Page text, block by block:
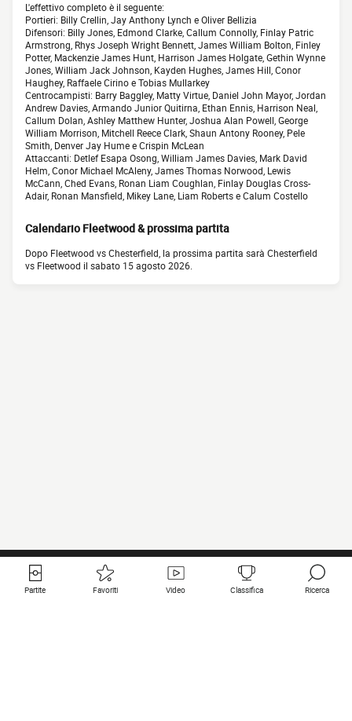
L'effettivo completo è il seguente:
Portieri: Billy Crellin, Jay Anthony Lynch e Oliver Bellizia
Difensori: Billy Jones, Edmond Clarke, Callum Connolly, Finlay Patric
Armstrong, Rhys Joseph Wright Bennett, James William Bolton, Finley
Potter, Mackenzie James Hunt, Harrison James Holgate, Gethin Wynne
Jones, William Jack Johnson, Kayden Hughes, James Hill, Conor
Haughey, Raffaele Cirino e Tobias Mullarkey
Centrocampisti: Barry Baggley, Matty Virtue, Daniel John Mayor, Jordan
Andrew Davies, Armando Junior Quitirna, Ethan Ennis, Harrison Neal,
Callum Dolan, Ashley Matthew Hunter, Joshua Alan Powell, George
William Morrison, Mitchell Reece Clark, Shaun Antony Rooney, Pele
Smith, Denver Jay Hume e Crispin McLean
Attaccanti: Detlef Esapa Osong, William James Davies, Mark David
Helm, Conor Michael McAleny, James Thomas Norwood, Lewis
McCann, Ched Evans, Ronan Liam Coughlan, Finlay Douglas Cross-
Adair, Ronan Mansfield, Mikey Lane, Liam Roberts e Calum Costello
Calendario Fleetwood & prossima partita
Dopo Fleetwood vs Chesterfield, la prossima partita sarà Chesterfield
vs Fleetwood il sabato 15 agosto 2026.
Partite Favoriti Video Classifica Ricerca